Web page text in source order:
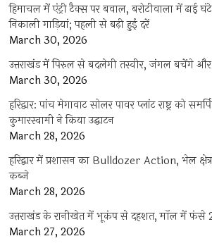
हिमाचल में एंट्री टैक्स पर बवाल, बरोटीवाला में ढाई
निकाली गाड़ियां; पहली से बढ़ी हुई दरें
March 30, 2026
उत्तराखंड में पिरुल से बदलेगी तस्वीर, जंगल बचेंगे
March 30, 2026
हरिद्वार: पांच मेगावाट सोलर पावर प्लांट राष्ट्र को
कुमारस्वामी ने किया उद्घाटन
March 28, 2026
हरिद्वार में प्रशासन का Bulldozer Action, भेल
कब्जे
March 28, 2026
उत्तराखंड के रानीखेत में भूकंप से दहशत, मॉल में फंसे
March 27, 2026